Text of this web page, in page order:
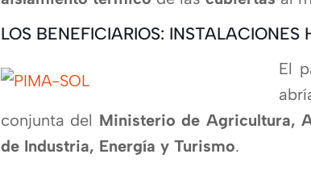
LOS BENEFICIARIOS: INSTALACIONES
El
conjunta del Ministerio de Agricultura,
de Industria, Energí­a y Turismo.